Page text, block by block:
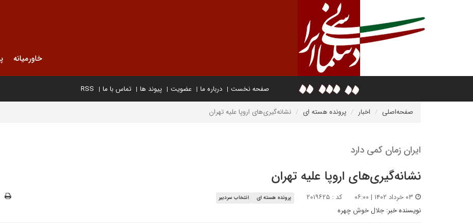
خاورمیانه
صفحه نخست درباره ما عضویت پیوند ها تماس با ما RSS
صفحه‌اصلی اخبار پرونده هسته ای نشانه‌گیری‌های اروپا علیه تهران
ایران زمان کمی دارد
نشانه‌گیری‌های اروپا علیه تهران
کد : ۲۰۱۹۶۲۵ پرونده هسته ای انتخاب سردبیر
نویسنده خبر: جلال خوش چهره